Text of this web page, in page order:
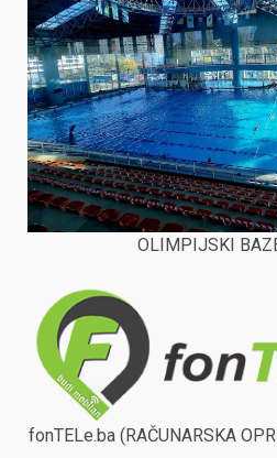
OLIMPIJSKI
fonTELe.ba (RAČUNARSKA